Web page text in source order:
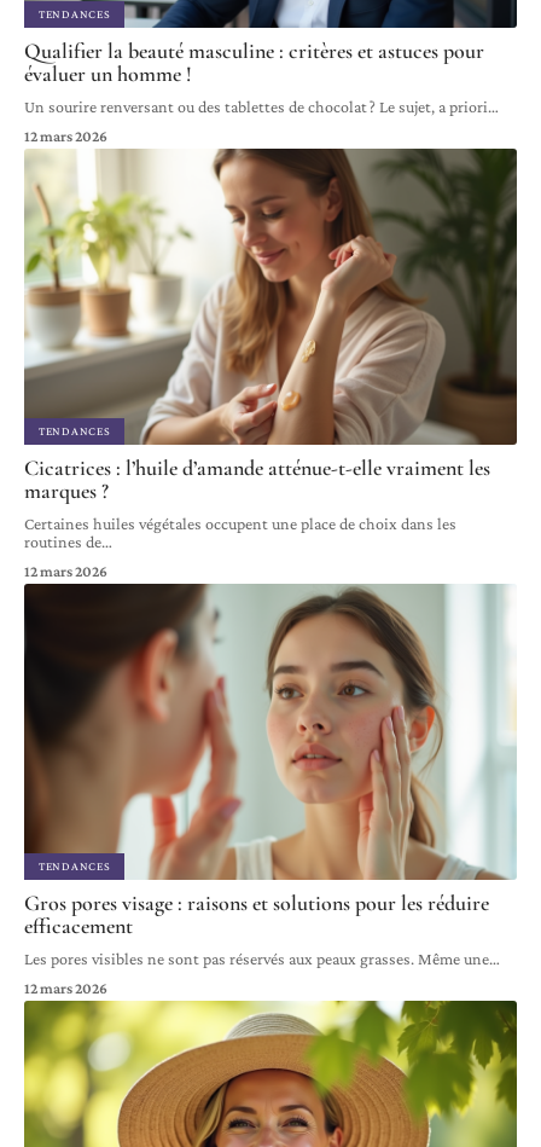
TENDANCES
Qualifier la beauté masculine : critères et astuces pour
évaluer un homme !
Un sourire renversant ou des tablettes de chocolat ? Le sujet, a priori…
12 mars 2026
TENDANCES
Cicatrices : l’huile d’amande atténue-t-elle vraiment les
marques ?
Certaines huiles végétales occupent une place de choix dans les
routines de…
12 mars 2026
TENDANCES
Gros pores visage : raisons et solutions pour les réduire
efficacement
Les pores visibles ne sont pas réservés aux peaux grasses. Même une…
12 mars 2026